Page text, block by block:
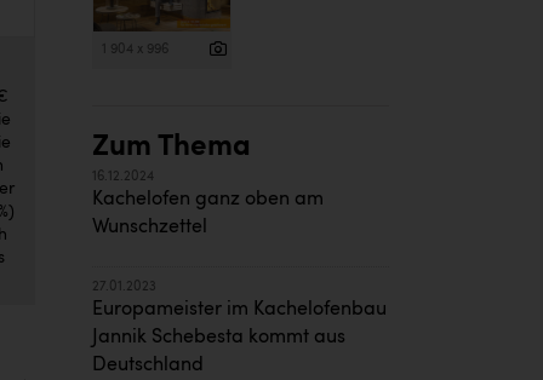
1 904 x 996
Zum Thema
16.12.2024
Kachelofen ganz oben am
Wunschzettel
27.01.2023
Europameister im Kachelofenbau
Jannik Schebesta kommt aus
Deutschland